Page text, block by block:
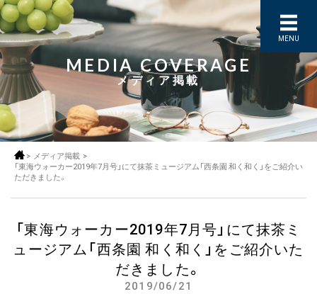
MEDIA COVERAGE
メディア掲載
> メディア掲載 >
「東海ウォーカー2019年7月号」にて抹茶ミュージアム「西条園 和く和く」をご紹介い
ただきました。
「東海ウォーカー2019年7月号」にて抹茶ミ
ュージアム「西条園 和く和く」をご紹介いた
だきました。
2019/06/21
MENU